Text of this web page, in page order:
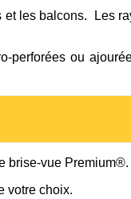
et les balcons. Les
perforées ou
brise-vue Premium®.
votre choix.